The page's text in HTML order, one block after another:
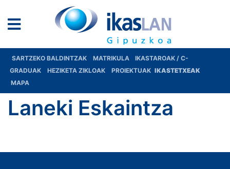
SARTZEKO BALDINTZAK MATRIKULA
IKASTAROAK / C-
GRADUAK
HEZIKETA ZIKLOAK PROIEKTUAK IKASTETXEAK
MAPA
Laneki Eskaintza